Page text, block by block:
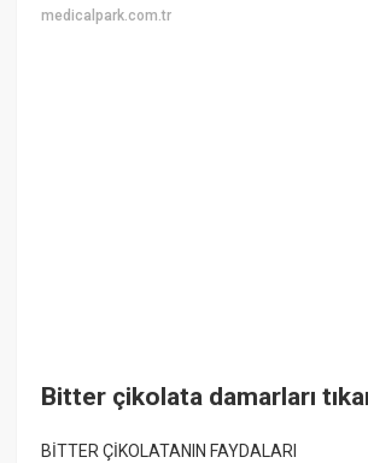
medicalpark.com.tr
Bitter çikolata damarları
BİTTER ÇİKOLATANIN FAYDALARI